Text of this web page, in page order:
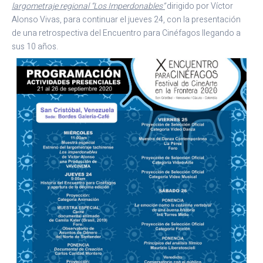
largometraje regional “Los Imperdonables”dirigido por Víctor
Alonso Vivas, para continuar el jueves 24, con la presentación
de una retrospectiva del Encuentro para Cinéfagos llegando a
sus 10 años.